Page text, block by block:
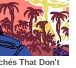
That Don't